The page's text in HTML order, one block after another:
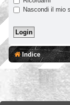
Nascondi il mio
Indice